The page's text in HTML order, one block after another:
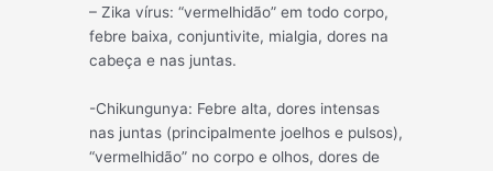
– Zika vírus: “vermelhidão” em todo corpo,
febre baixa, conjuntivite, mialgia, dores na
cabeça e nas juntas.
-Chikungunya: Febre alta, dores intensas
nas juntas (principalmente joelhos e pulsos),
“vermelhidão” no corpo e olhos, dores de